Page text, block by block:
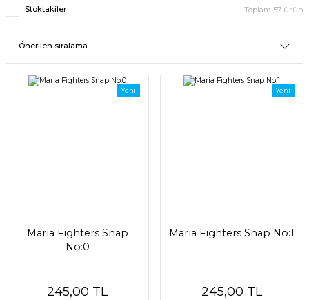
Stoktakiler Toplam 57 ürün
Yeni
Maria Fighters Snap
No:0
245,00 TL
Yeni
Maria Fighters Snap No:1
245,00 TL